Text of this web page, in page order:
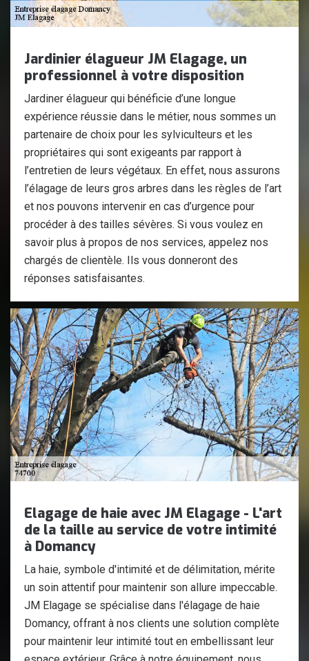
Jardinier élagueur JM Elagage, un
professionnel à votre disposition
Jardiner élagueur qui bénéficie d’une longue
expérience réussie dans le métier, nous sommes un
partenaire de choix pour les sylviculteurs et les
propriétaires qui sont exigeants par rapport à
l’entretien de leurs végétaux. En effet, nous assurons
l’élagage de leurs gros arbres dans les règles de l’art
et nos pouvons intervenir en cas d’urgence pour
procéder à des tailles sévères. Si vous voulez en
savoir plus à propos de nos services, appelez nos
chargés de clientèle. Ils vous donneront des
réponses satisfaisantes.
Elagage de haie avec JM Elagage - L'art
de la taille au service de votre intimité
à Domancy
La haie, symbole d'intimité et de délimitation, mérite
un soin attentif pour maintenir son allure impeccable.
JM Elagage se spécialise dans l'élagage de haie
Domancy, offrant à nos clients une solution complète
pour maintenir leur intimité tout en embellissant leur